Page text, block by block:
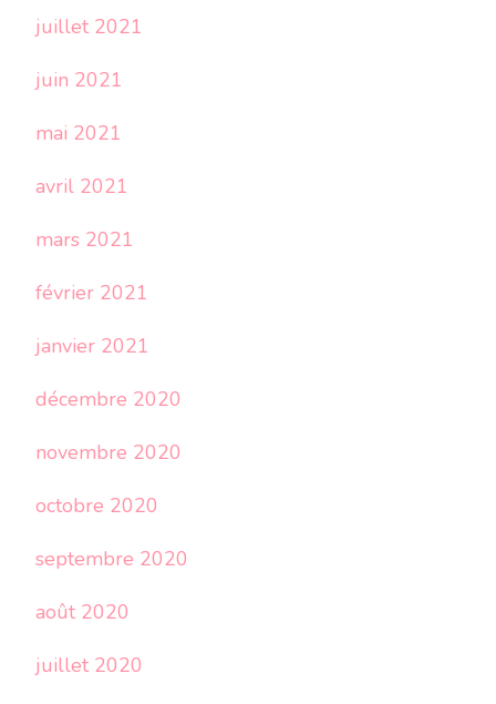
juillet 2021
juin 2021
mai 2021
avril 2021
mars 2021
février 2021
janvier 2021
décembre 2020
novembre 2020
octobre 2020
septembre 2020
août 2020
juillet 2020